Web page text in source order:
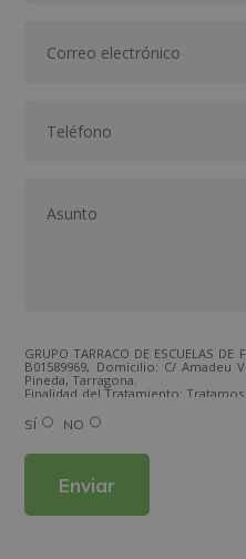
GRUPO TARRACO DE ESCUELAS DE
B01589969, Domicilio: C/ Amadeu
Pineda, Tarragona.
Finalidad del Tratamiento:
los productos ofrecidos y otros
interés.
Derechos: Puede ejercitar sus
Para más información consulte
SÍ NO